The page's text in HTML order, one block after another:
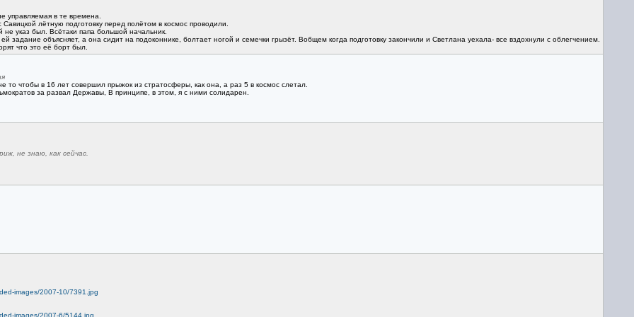
управляемая в те времена.
лётную подготовку перед полётом в космос проводили.
указ был. Всётаки папа большой начальник.
задание объясняет, а она сидит на подоконнике, болтает ногой и семечки грызёт. Вобщем когда подготовку закончили и Светлана уехала- все вздохнули с облегчением.
что это её борт был.
то чтобы в 16 лет совершил прыжок из стратосферы, как она, а раз 5 в космос слетал.
за развал Державы, В принципе, в этом, я с ними солидарен.
не знаю, как сейчас.
images/2007-10/7391.jpg
images/2007-6/5144.jpg